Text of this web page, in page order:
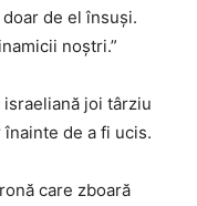
de el însuși.
noștri.”
joi târziu
de a fi ucis.
care zboară